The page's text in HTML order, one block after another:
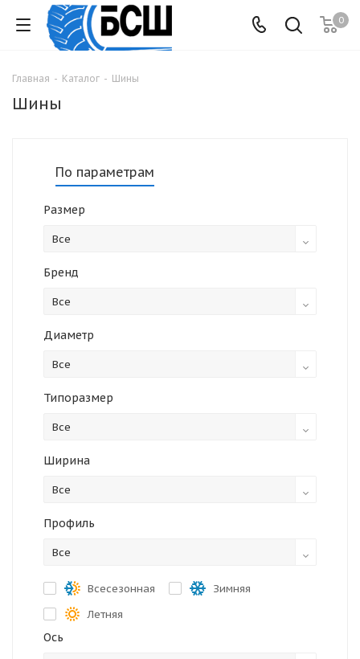
0
Главная - Каталог - Шины
Шины
По параметрам
Размер
Все
Бренд
Все
Диаметр
Все
Типоразмер
Все
Ширина
Все
Профиль
Все
Всесезонная
Зимняя
Летняя
Ось